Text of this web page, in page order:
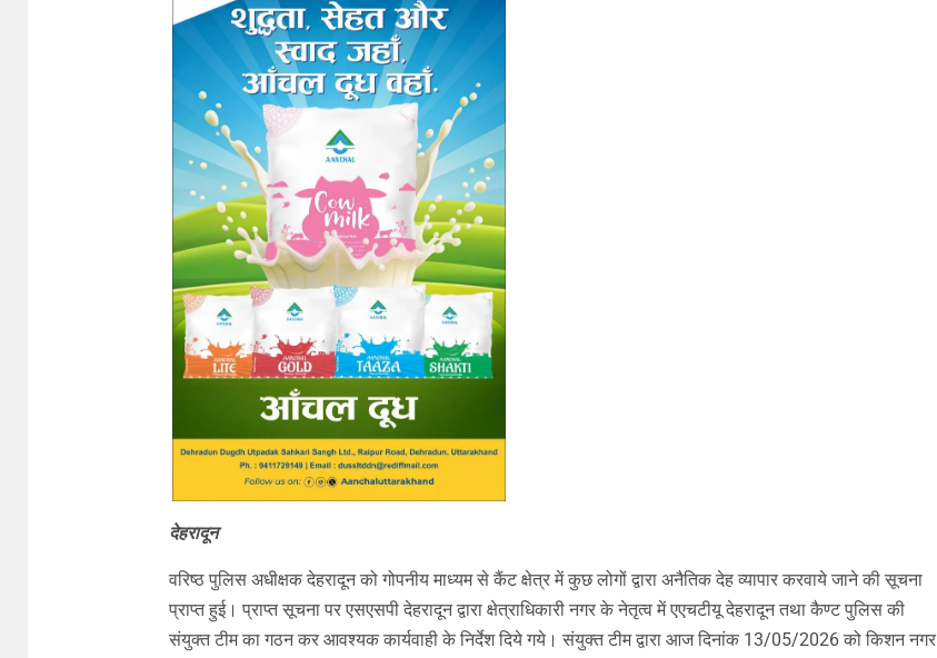
देहरादून
वरिष्ठ पुलिस अधीक्षक देहरादून को गोपनीय माध्यम से कैंट क्षेत्र में कुछ लोगों द्वारा अनैतिक देह व्यापार करवाये जाने की सूचना
प्राप्त हुई। प्राप्त सूचना पर एसएसपी देहरादून द्वारा क्षेत्राधिकारी नगर के नेतृत्व में एएचटीयू देहरादून तथा कैण्ट पुलिस की
संयुक्त टीम का गठन कर आवश्यक कार्यवाही के निर्देश दिये गये। संयुक्त टीम द्वारा आज दिनांक 13/05/2026 को किशन नगर